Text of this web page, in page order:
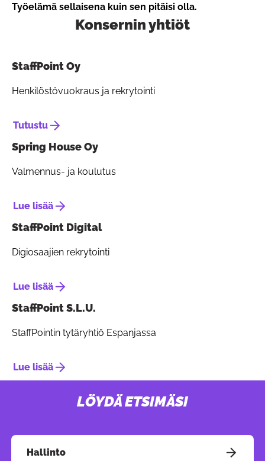
Työelämä sellaisena kuin sen pitäisi olla.
Konsernin yhtiöt
StaffPoint Oy
Henkilöstövuokraus ja rekrytointi
Tutustu
Spring House Oy
Valmennus- ja koulutus
Lue lisää
StaffPoint Digital
Digiosaajien rekrytointi
Lue lisää
StaffPoint S.L.U.
StaffPointin tytäryhtiö Espanjassa
Lue lisää
LÖYDÄ ETSIMÄSI
Hallinto